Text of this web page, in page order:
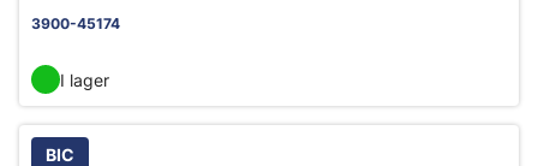
3900-45174
I lager
BIC